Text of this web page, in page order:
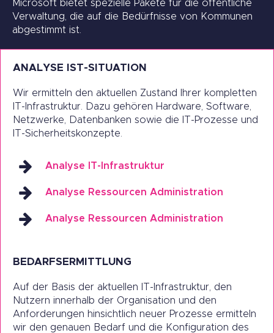
Microsoft bietet spezielle Pakete für die öffentliche
Verwaltung, die auf die Bedürfnisse von Kommunen
abgestimmt ist.
ANALYSE IST-SITUATION
Wir ermitteln den aktuellen Zustand Ihrer kompletten
IT-Infrastruktur. Dazu gehören Hardware, Software,
Netzwerke, Datenbanken sowie die IT-Prozesse und
IT-Sicherheitskonzepte.
Analyse IT-Infrastruktur
Analyse Ressourcen Administration
Analyse Ressourcen Administration
BEDARFSERMITTLUNG
Auf der Basis der aktuellen IT-Infrastruktur, den
Nutzern innerhalb der Organisation und den
Anforderungen hinsichtlich neuer Prozesse ermitteln
wir den genauen Bedarf und die Konfiguration des